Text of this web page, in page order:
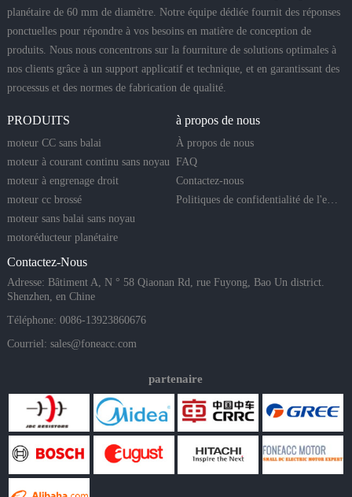
planétaire de 60 mm de diamètre. Notre équipe dédiée fournit des réponses
ponctuelles pour répondre à vos besoins en matière de conception de
produits. Nous nous concentrons sur la fourniture de solutions optimales à
nos clients grâce à un support applicatif et technique, et en garantissant des
processus et des normes de fabrication de qualité.
PRODUITS
moteur CC sans balai
moteur à courant continu sans noyau
moteur à engrenage droit
moteur cc brossé
moteur sans balai sans noyau
motoréducteur planétaire
à propos de nous
À propos de nous
FAQ
Contactez-nous
Politiques de confidentialité de l'entreprise
Contactez-Nous
Adresse: Bâtiment A, N ° 58 Qiaonan Rd, rue Fuyong, Bao Un district.
Shenzhen, en Chine
Téléphone: 0086-13923860676
Courriel: sales@foneacc.com
partenaire